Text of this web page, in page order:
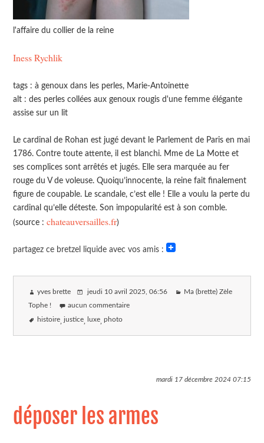
l'affaire du collier de la reine
Iness Rychlik
tags : à genoux dans les perles, Marie-Antoinette
alt : des perles collées aux genoux rougis d'une femme élégante
assise sur un lit
Le cardinal de Rohan est jugé devant le Parlement de Paris en mai
1786. Contre toute attente, il est blanchi. Mme de La Motte et
ses complices sont arrêtés et jugés. Elle sera marquée au fer
rouge du V de voleuse. Quoiqu’innocente, la reine fait finalement
figure de coupable. Le scandale, c’est elle ! Elle a voulu la perte du
cardinal qu’elle déteste. Son impopularité est à son comble.
(source :chateauversailles.fr)
partagez ce bretzel liquide avec vos amis :
yves brette jeudi 10 avril 2025 , 06:56 Ma (brette) Zèle
Tophe ! aucun commentaire
histoire justice luxe photo
mardi 17 décembre 202407:15
déposer les armes